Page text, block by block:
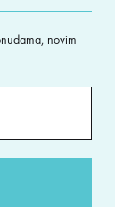
novim